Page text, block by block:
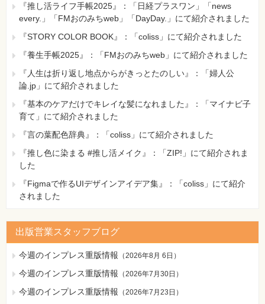
『推し活ライフ手帳2025』：「日経プラスワン」「news
every.」「FMおのみちweb」「DayDay.」にて紹介されました
『STORY COLOR BOOK』：「coliss」にて紹介されました
『養生手帳2025』：「FMおのみちweb」にて紹介されました
『人生は折り返し地点からがきっとたのしい』：「婦人公
論.jp」にて紹介されました
『基本のケアだけでキレイな髪になれました』：「マイナビ子
育て」にて紹介されました
『言の葉配色辞典』：「coliss」にて紹介されました
『推し色に染まる #推し活メイク』：「ZIP!」にて紹介されま
した
『Figmaで作るUIデザインアイデア集』：「coliss」にて紹介
されました
出版営業スタッフブログ
今週のインプレス重版情報 （2026年8月 6日 ）
今週のインプレス重版情報 （2026年7月30日 ）
今週のインプレス重版情報 （2026年7月23日 ）